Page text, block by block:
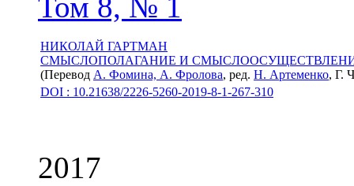
НИКОЛАЙ ГАРТМАН
СМЫСЛОПОЛАГАНИЕ И
(Перевод А. Фомина, А. Фролова, ред. Н. Артеменко, Г.
DOI : 10.21638/2226-5260-2019-8-1-267-310
2017